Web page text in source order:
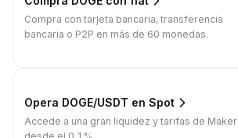
Compra con tarjeta bancaria, transferencia
bancaria o P2P en más de 60 monedas.
Opera DOGE/USDT en Spot
Accede a una gran liquidez y tarifas de Maker